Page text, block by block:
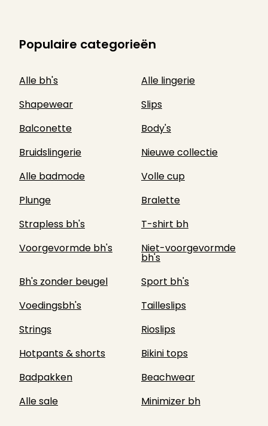
Populaire categorieën
Alle bh's
Alle lingerie
Shapewear
Slips
Balconette
Body's
Bruidslingerie
Nieuwe collectie
Alle badmode
Volle cup
Plunge
Bralette
Strapless bh's
T-shirt bh
Voorgevormde bh's
Niet-voorgevormde
bh's
Bh's zonder beugel
Sport bh's
Voedingsbh's
Tailleslips
Strings
Rioslips
Hotpants & shorts
Bikini tops
Badpakken
Beachwear
Alle sale
Minimizer bh